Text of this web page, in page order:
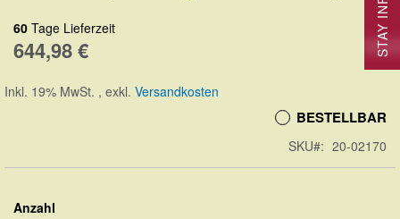
60 Tage Lieferzeit
644,98 €
Inkl. 19% MwSt. , exkl. Versandkosten
BESTELLBAR
SKU 20-02170
Anzahl